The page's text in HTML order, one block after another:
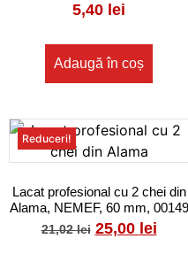
5,40 lei
Adaugă în coș
Reduceri!
Lacat profesional cu 2 chei din
Alama, NEMEF, 60 mm, 00149
21,02lei 25,00 lei